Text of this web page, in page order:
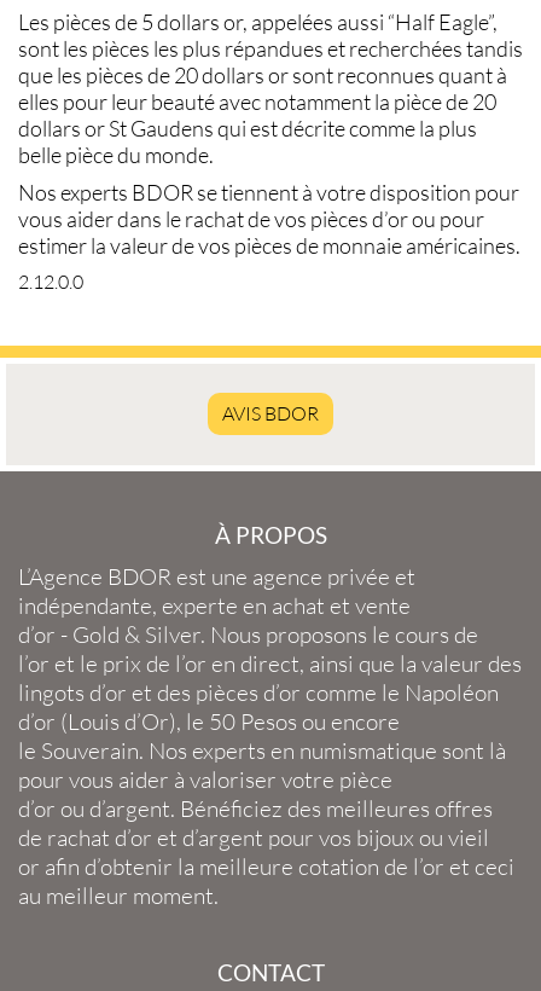
Les pièces de5 dollars or, appelées aussi “Half Eagle”,
sont les pièces les plus répandues et recherchées tandis
que les pièces de 20 dollars orsont reconnues quant à
elles pour leur beauté avec notamment la pièce de20
dollars or St Gaudensqui est décrite comme la plus
belle pièce du monde.
Nos experts BDOR se tiennent à votre disposition pour
vous aider dans lerachat de vos pièces d’orou pour
estimer la valeur de vos pièces de monnaie américaines.
2.12.0.0
AVIS BDOR
À PROPOS
L’Agence BDOR est une agence privée et
indépendante, experte en achat et vente
d’or - Gold & Silver. Nous proposons le cours de
l’or et le prix de l’or en direct, ainsi que la valeur des
lingots d’or et des pièces d’or comme le Napoléon
d’or (Louis d’Or), le 50 Pesos ou encore
le Souverain. Nos experts en numismatique sont là
pour vous aider à valoriser votre pièce
d’or ou d’argent. Bénéficiez des meilleures offres
de rachat d’or et d’argent pour vos bijoux ou vieil
or afin d’obtenir la meilleure cotation de l’or et ceci
au meilleur moment.
CONTACT